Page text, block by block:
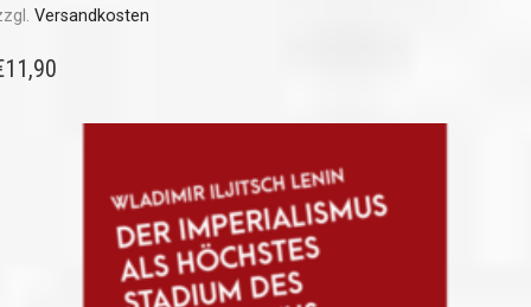
Versandkosten
11,90